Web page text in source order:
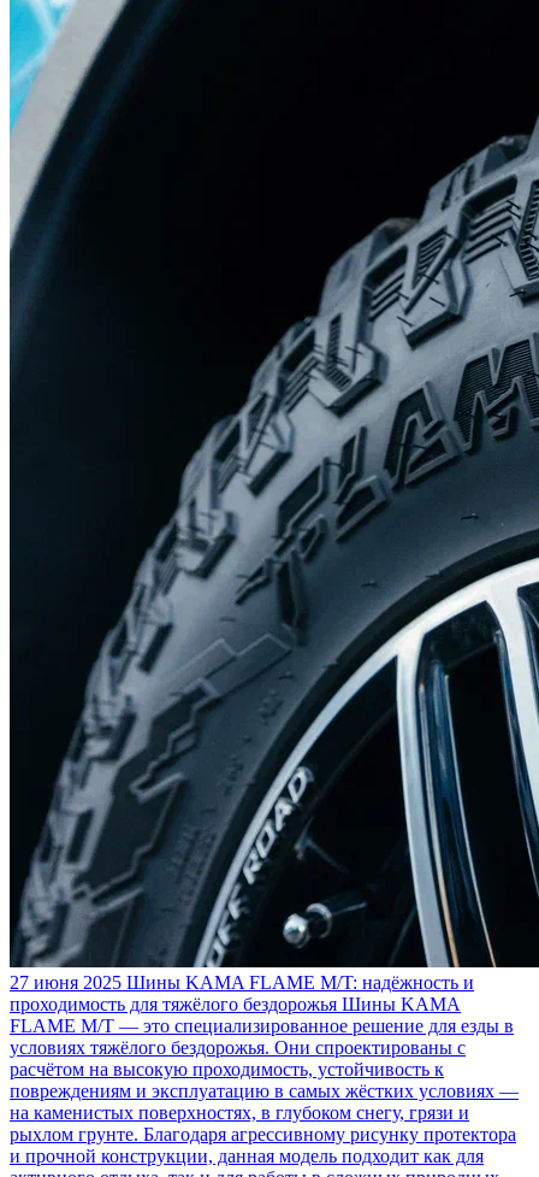
27 июня 2025 Шины KAMA FLAME M/T: надёжность и
проходимость для тяжёлого бездорожья Шины KAMA
FLAME M/T — это специализированное решение для езды в
условиях тяжёлого бездорожья. Они спроектированы с
расчётом на высокую проходимость, устойчивость к
повреждениям и эксплуатацию в самых жёстких условиях —
на каменистых поверхностях, в глубоком снегу, грязи и
рыхлом грунте. Благодаря агрессивному рисунку протектора
и прочной конструкции, данная модель подходит как для